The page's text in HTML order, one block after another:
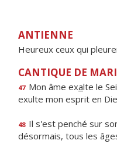
ANTIENNE
Heureux ceux qui
CANTIQUE DE
47 Mon âme exalte le
exulte mon esprit en Die
48 Il s'est penché sur
désormais, tous les